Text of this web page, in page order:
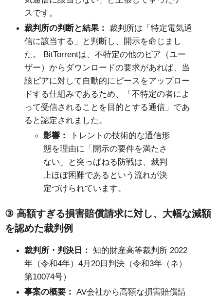
スです。
裁判所の判断と結果： 裁判所は「特定電気通
信に該当する」と判断し、開示を命じまし
た。
BitTorrentは、不特定の他のピア（ユー
ザー）からダウンロードの要求があれば、当
該ピアに対して自動的にピースをアップロー
ドする仕組みであるため、「不特定の者によ
って受信されることを目的とする通信」であ
ると認定されました。
影響：
トレントの技術的な通信形
態を理由に「開示の要件を満たさ
ない」と突っぱねる防戦は、裁判
上ほぼ困難であるという流れが決
定づけられています。
③ 高額すぎる損害賠償請求に対し、大幅な減額
を認めた裁判例
裁判所・判決日： 知的財産高等裁判所2022
年（令和4年） 4月 20日判決（令和3年（ネ）
第10074号）
事案の概要： AV会社から高額な損害賠償請